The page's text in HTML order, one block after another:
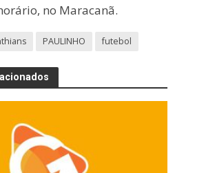
no Maracanã.
PAULINHO futebol